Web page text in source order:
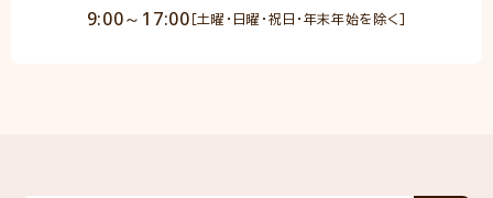
9:00～17:00 ［土曜・日曜・祝日・年末年始を除く］